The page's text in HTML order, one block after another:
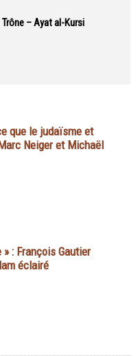
– Ayat al-Kursi
que le judaïsme et
Neiger et Michaël
: François Gautier
éclairé